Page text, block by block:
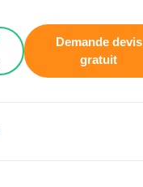
Demande devis
gratuit